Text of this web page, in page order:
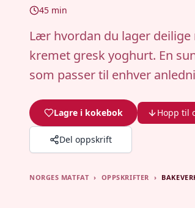
45 min
Lær hvordan du lager
kremet gresk yoghurt. En
som passer til enhver
Lagre i kokebok Hopp til
Del oppskrift
NORGES MATFAT › OPPSKRIFTER ›